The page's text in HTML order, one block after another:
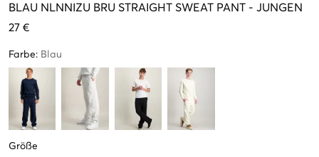
BLAU NLNNIZU BRU STRAIGHT SWEAT PANT - JUNGEN
27 €
Farbe: Blau
Größe